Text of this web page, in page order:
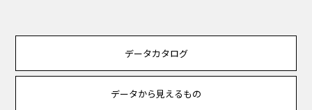
データカタログ
データから見えるもの